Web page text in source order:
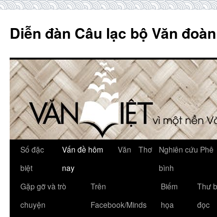
content
Diễn đàn Câu lạc bộ Văn
Số đặc
biệt
Vấn đề hôm
nay
Văn Thơ
Nghiên cứu Phê
bình
Gặp gỡ và trò
chuyện
Trên
Facebook/Minds
Biếm
họa
Thư
đọc